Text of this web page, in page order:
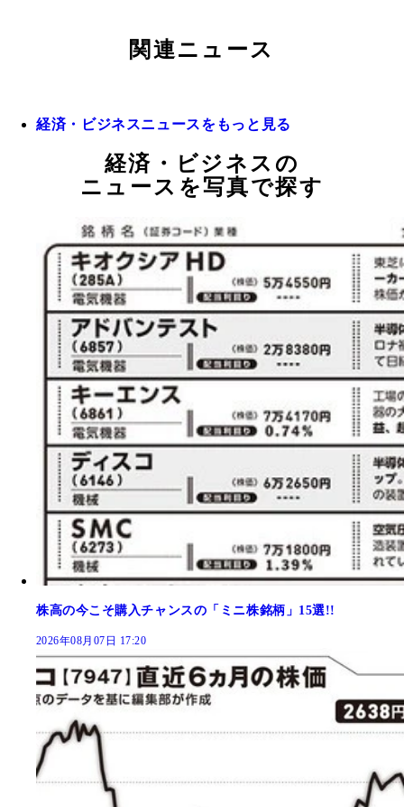
関連ニュース
経済・ビジネスニュースをもっと見る
経済・ビジネスの
ニュースを写真で探す
株高の今こそ購入チャンスの「ミニ株銘柄」15選!!
2026年08月07日 17:20